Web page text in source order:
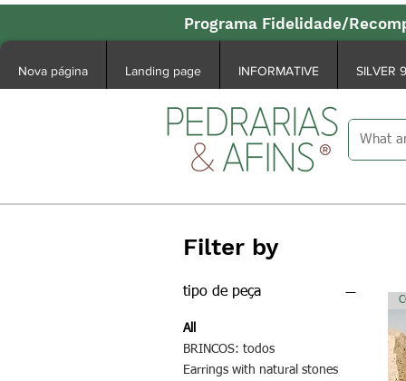
Programa Fidelidade/
Nova página Landing page INFORMATIVE SILVER
Filter by
tipo de peça
All
BRINCOS: todos
Earrings with natural stones